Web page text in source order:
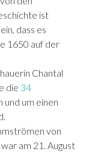
ist
dass es
1650 auf der
Chantal
die 34
und um einen
von
am 21. August